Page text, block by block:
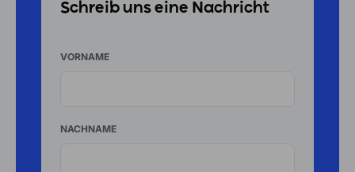
Schreib uns eine Nachricht
VORNAME
NACHNAME